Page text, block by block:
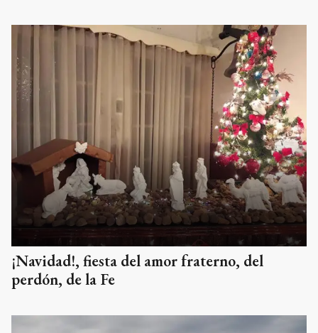
¡Navidad!, fiesta del amor fraterno, del
perdón, de la Fe